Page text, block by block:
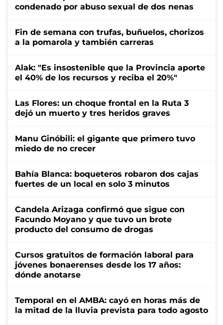
condenado por abuso sexual de dos nenas
Fin de semana con trufas, buñuelos, chorizos
a la pomarola y también carreras
Alak: "Es insostenible que la Provincia aporte
el 40% de los recursos y reciba el 20%"
Las Flores: un choque frontal en la Ruta 3
dejó un muerto y tres heridos graves
Manu Ginóbili: el gigante que primero tuvo
miedo de no crecer
Bahía Blanca: boqueteros robaron dos cajas
fuertes de un local en solo 3 minutos
Candela Arizaga confirmó que sigue con
Facundo Moyano y que tuvo un brote
producto del consumo de drogas
Cursos gratuitos de formación laboral para
jóvenes bonaerenses desde los 17 años:
dónde anotarse
Temporal en el AMBA: cayó en horas más de
la mitad de la lluvia prevista para todo agosto